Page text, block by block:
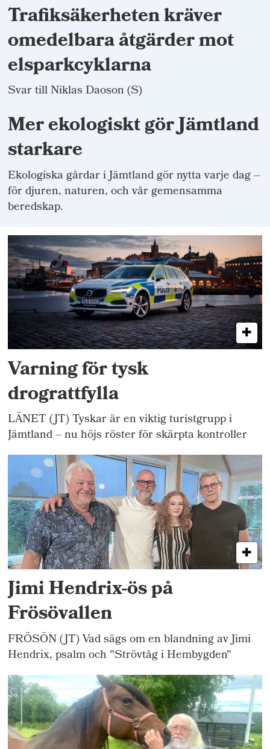
Trafiksäkerheten kräver
omedelbara åtgärder mot
elsparkcyklarna
Svar till Niklas Daoson (S)
Mer ekologiskt gör Jämtland
starkare
Ekologiska gårdar i Jämtland gör nytta varje dag –
för djuren, naturen, och vår gemensamma
beredskap.
Varning för tysk
drograttfylla
LÄNET (JT) Tyskar är en viktig turistgrupp i
Jämtland – nu höjs röster för skärpta kontroller
Jimi Hendrix-ös på
Frösövallen
FRÖSÖN (JT) Vad sägs om en blandning av Jimi
Hendrix, psalm och "Strövtåg i Hembygden"